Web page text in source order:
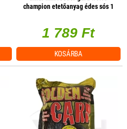
champion etetőanyag édes sós 1
1 789 Ft
KOSÁRBA